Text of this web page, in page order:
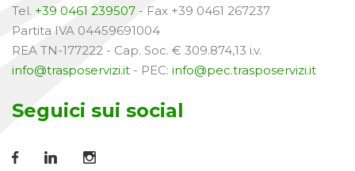
Tel. +39 0461 239507 - Fax +39 0461 267237
Partita IVA 04459691004
REA TN-177222 - Cap. Soc. € 309.874,13 i.v.
info@trasposervizi.it - PEC: info@pec.trasposervizi.it
Seguici sui social